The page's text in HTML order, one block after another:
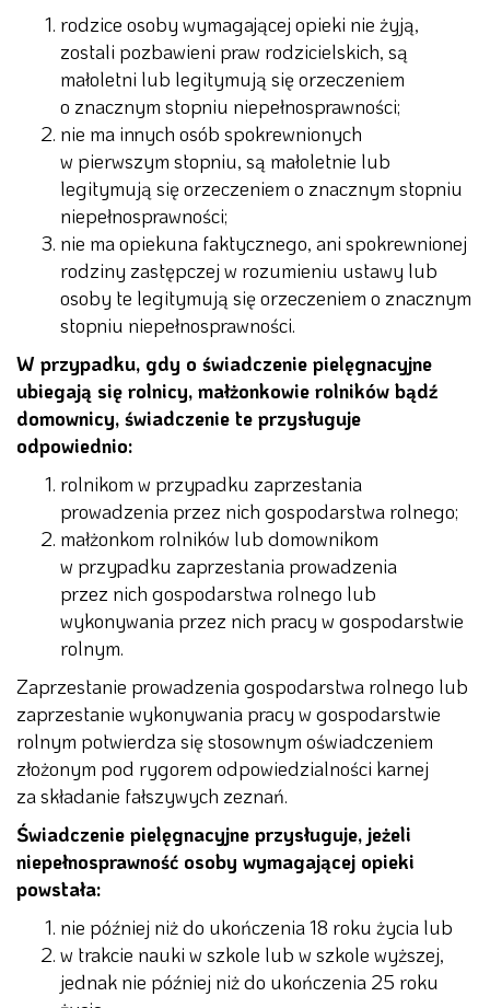
rodzice osoby wymagającej opieki nie żyją,
zostali pozbawieni praw rodzicielskich, są
małoletni lub legitymują się orzeczeniem
o znacznym stopniu niepełnosprawności;
nie ma innych osób spokrewnionych
w pierwszym stopniu, są małoletnie lub
legitymują się orzeczeniem o znacznym stopniu
niepełnosprawności;
nie ma opiekuna faktycznego, ani spokrewnionej
rodziny zastępczej w rozumieniu ustawy lub
osoby te legitymują się orzeczeniem o znacznym
stopniu niepełnosprawności.
W przypadku, gdy o świadczenie pielęgnacyjne
ubiegają się rolnicy, małżonkowie rolników bądź
domownicy, świadczenie te przysługuje
odpowiednio:
rolnikom w przypadku zaprzestania
prowadzenia przez nich gospodarstwa rolnego;
małżonkom rolników lub domownikom
w przypadku zaprzestania prowadzenia
przez nich gospodarstwa rolnego lub
wykonywania przez nich pracy w gospodarstwie
rolnym.
Zaprzestanie prowadzenia gospodarstwa rolnego lub
zaprzestanie wykonywania pracy w gospodarstwie
rolnym potwierdza się stosownym oświadczeniem
złożonym pod rygorem odpowiedzialności karnej
za składanie fałszywych zeznań.
Świadczenie pielęgnacyjne przysługuje, jeżeli
niepełnosprawność osoby wymagającej opieki
powstała:
nie później niż do ukończenia 18 roku życia lub
w trakcie nauki w szkole lub w szkole wyższej,
jednak nie później niż do ukończenia 25 roku